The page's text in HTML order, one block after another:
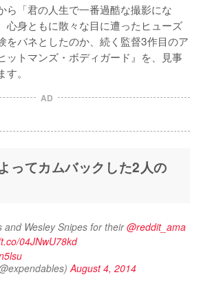
ら「君の人生で一番過酷な撮影にな
心身ともに散々な目に遭ったヒューズ
をバネとしたのか、続く監督3作目のア
ットマンズ・ボディガード』を、見事
。
AD
ってカムバックした2人の
and Wesley Snipes for their @reddit_ama
04JNwU78kd
August 4, 2014